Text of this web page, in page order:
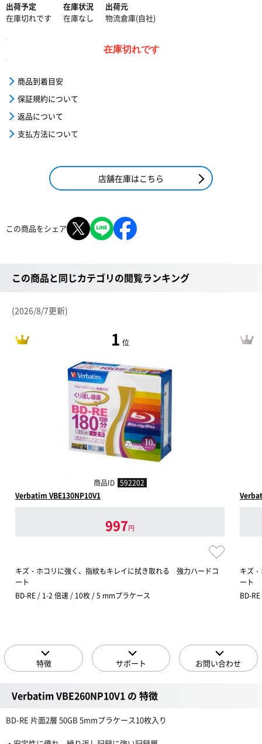
出荷予定
在庫切れです
在庫状況
在庫なし
出荷元
物流倉庫(自社)
在庫切れです
商品到着目安
保証規約について
返品について
支払方法について
店舗在庫はこちら
この商品をシェア
この商品と同じカテゴリの閲覧ランキング
(2026/8/7更新)
1 位
商品ID 592202
Verbatim VBE130NP10V1
997円
キズ・ホコリに強く、指紋もキレイに拭き取れる 強力ハードコ
ート
BD-RE / 1-2 倍速 / 10枚 / 5 mmプラケース
キズ
ート
BD-
特徴 サポート お問い合わせ
Verbatim VBE260NP10V1 の 特徴
BD-RE 片面2層 50GB 5mmプラケース10枚入り